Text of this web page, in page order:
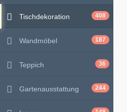
Tischdekoration 408
Wandmöbel 187
Teppich 36
Gartenausstattung 244